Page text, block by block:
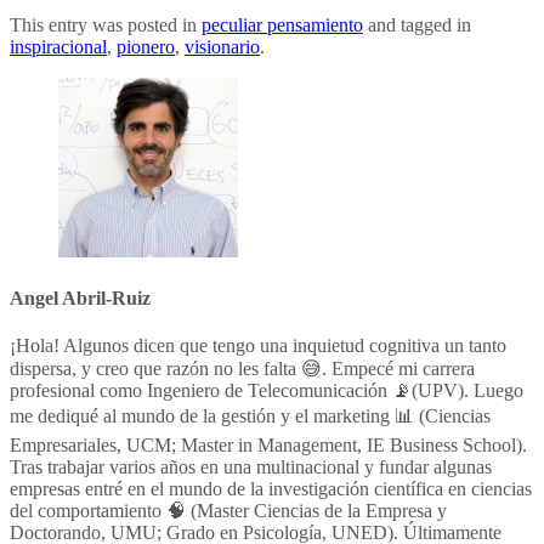
This entry was posted in peculiar pensamiento and tagged in
inspiracional, pionero, visionario.
Angel Abril-Ruiz
¡Hola! Algunos dicen que tengo una inquietud cognitiva un tanto
dispersa, y creo que razón no les falta 😅. Empecé mi carrera
profesional como Ingeniero de Telecomunicación 📡(UPV). Luego
me dediqué al mundo de la gestión y el marketing 📊 (Ciencias
Empresariales, UCM; Master in Management, IE Business School).
Tras trabajar varios años en una multinacional y fundar algunas
empresas entré en el mundo de la investigación científica en ciencias
del comportamiento 🧠 (Master Ciencias de la Empresa y
Doctorando, UMU; Grado en Psicología, UNED). Últimamente